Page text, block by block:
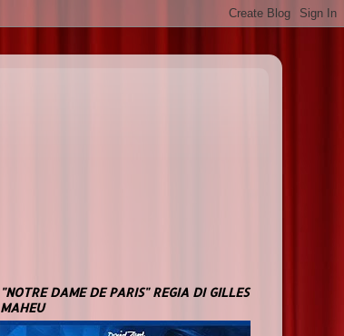
"NOTRE DAME DE PARIS" REGIA DI GILLES
MAHEU